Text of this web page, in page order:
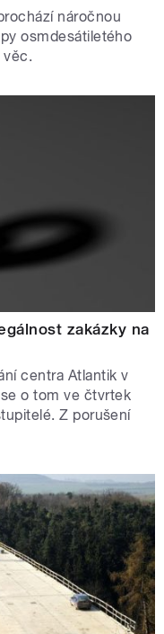
náročnou
osmdesátiletého
věc.
zakázky na
centra Atlantik v
o tom ve čtvrtek
Z porušení